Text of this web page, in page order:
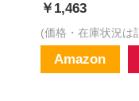
￥1,463
(価格・在庫状況は
Amazon